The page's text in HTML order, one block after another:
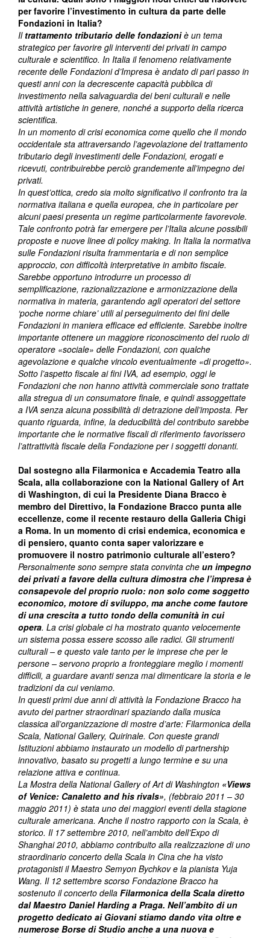
per favorire l’investimento in cultura da parte delle
Fondazioni in Italia?
Il trattamento tributario delle fondazioniè un tema
strategico per favorire gli interventi dei privati in campo
culturale e scientifico. In Italia il fenomeno relativamente
recente delle Fondazioni d’Impresa è andato di pari passo in
questi anni con la decrescente capacità pubblica di
investimento nella salvaguardia dei beni culturali e nelle
attività artistiche in genere, nonché a supporto della ricerca
scientifica.
In un momento di crisi economica come quello che il mondo
occidentale sta attraversando l’agevolazione del trattamento
tributario degli investimenti delle Fondazioni, erogati e
ricevuti, contribuirebbe perciò grandemente all’impegno dei
privati.
In quest’ottica, credo sia molto significativo il confronto tra la
normativa italiana e quella europea, che in particolare per
alcuni paesi presenta un regime particolarmente favorevole.
Tale confronto potrà far emergere per l’Italia alcune possibili
proposte e nuove linee di policy making. In Italia la normativa
sulle Fondazioni risulta frammentaria e di non semplice
approccio, con difficoltà interpretative in ambito fiscale.
Sarebbe opportuno introdurre un processo di
semplificazione, razionalizzazione e armonizzazione della
normativa in materia, garantendo agli operatori del settore
‘poche norme chiare’ utili al perseguimento dei fini delle
Fondazioni in maniera efficace ed efficiente. Sarebbe inoltre
importante ottenere un maggiore riconoscimento del ruolo di
operatore «sociale» delle Fondazioni, con qualche
agevolazione e qualche vincolo eventualmente «di progetto».
Sotto l’aspetto fiscale ai fini IVA, ad esempio, oggi le
Fondazioni che non hanno attività commerciale sono trattate
alla stregua di un consumatore finale, e quindi assoggettate
a IVA senza alcuna possibilità di detrazione dell’imposta. Per
quanto riguarda, infine, la deducibilità del contributo sarebbe
importante che le normative fiscali di riferimento favorissero
l’attrattività fiscale della Fondazione per i soggetti donanti.
Dal sostegno alla Filarmonica e Accademia Teatro alla
Scala, alla collaborazione con la National Gallery of Art
di Washington, di cui la Presidente Diana Bracco è
membro del Direttivo, la Fondazione Bracco punta alle
eccellenze, come il recente restauro della Galleria Chigi
a Roma. In un momento di crisi endemica, economica e
di pensiero, quanto conta saper valorizzare e
promuovere il nostro patrimonio culturale all’estero?
Personalmente sono sempre stata convinta che un impegno
dei privati a favore della cultura dimostra che l’impresa è
consapevole del proprio ruolo: non solo come soggetto
economico, motore di sviluppo, ma anche come fautore
di una crescita a tutto tondo della comunità in cui
opera. La crisi globale ci ha mostrato quanto velocemente
un sistema possa essere scosso alle radici. Gli strumenti
culturali – e questo vale tanto per le imprese che per le
persone – servono proprio a fronteggiare meglio i momenti
difficili, a guardare avanti senza mai dimenticare la storia e le
tradizioni da cui veniamo.
In questi primi due anni di attività la Fondazione Bracco ha
avuto dei partner straordinari spaziando dalla musica
classica all’organizzazione di mostre d’arte: Filarmonica della
Scala, National Gallery, Quirinale. Con queste grandi
Istituzioni abbiamo instaurato un modello di partnership
innovativo, basato su progetti a lungo termine e su una
relazione attiva e continua.
La Mostra della National Gallery of Art di Washington «Views
of Venice: Canaletto and his rivals», (febbraio 2011 – 30
maggio 2011) è stata uno dei maggiori eventi della stagione
culturale americana. Anche il nostro rapporto con la Scala, è
storico. Il 17 settembre 2010, nell’ambito dell’Expo di
Shanghai 2010, abbiamo contribuito alla realizzazione di uno
straordinario concerto della Scala in Cina che ha visto
protagonisti il Maestro Semyon Bychkov e la pianista Yuja
Wang. Il 12 settembre scorso Fondazione Bracco ha
sostenuto il concerto della Filarmonica della Scala diretto
dal Maestro Daniel Harding a Praga. Nell’ambito di un
progetto dedicato ai Giovani stiamo dando vita oltre e
numerose Borse di Studio anche a una nuova e